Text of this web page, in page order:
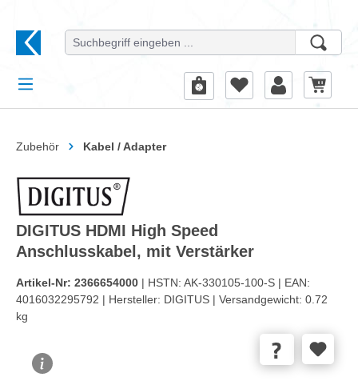
Zubehör Kabel / Adapter
DIGITUS HDMI High Speed
Anschlusskabel, mit Verstärker
Artikel-Nr: 2366654000 | HSTN: AK-330105-100-S | EAN:
4016032295792 | Hersteller: DIGITUS | Versandgewicht: 0.72
kg